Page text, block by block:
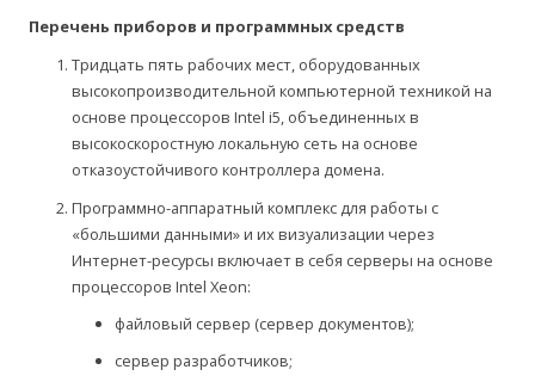
Перечень приборов и программных средств
Тридцать пять рабочих мест, оборудованных
высокопроизводительной компьютерной техникой на
основе процессоров Intel i5, объединенных в
высокоскоростную локальную сеть на основе
отказоустойчивого контроллера домена.
Программно-аппаратный комплекс для работы с
«большими данными» и их визуализации через
Интернет-ресурсы включает в себя серверы на основе
процессоров Intel Xeon:
файловый сервер (сервер документов);
сервер разработчиков;